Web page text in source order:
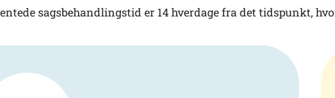
sagsbehandlingstid er 14 hverdage fra det tidspunkt,